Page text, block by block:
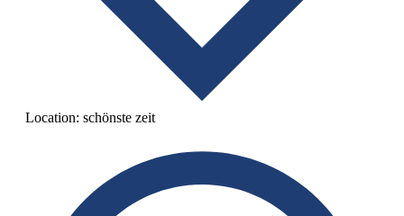
Location: schönste zeit